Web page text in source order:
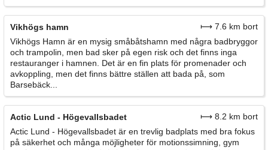
Vikhögs hamn
⟼ 7.6 km bort
Vikhögs Hamn är en mysig småbåtshamn med några badbryggor
och trampolin, men bad sker på egen risk och det finns inga
restauranger i hamnen. Det är en fin plats för promenader och
avkoppling, men det finns bättre ställen att bada på, som
Barsebäck...
Actic Lund - Högevallsbadet
⟼ 8.2 km bort
Actic Lund - Högevallsbadet är en trevlig badplats med bra fokus
på säkerhet och många möjligheter för motionssimning, gym